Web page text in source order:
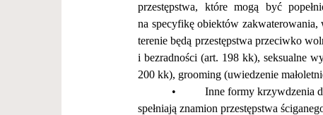
przestępstwa, które mogą byćpopeł
na specyfikęobiektów zakwaterowania,
terenie będą przestępstwa przeciwko
i bezradności (art. 198 kk), seksualne
200 kk), grooming (uwiedzenie mał
• Inne formy krzywdzenia
spełniają znamion przestępstwa ś